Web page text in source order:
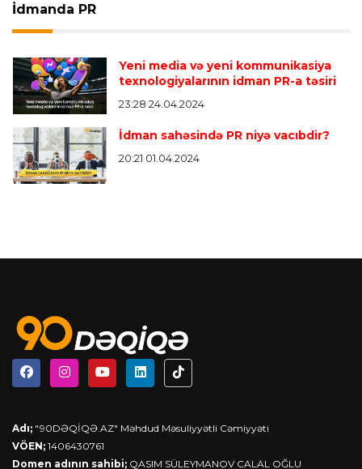
İdmanda PR
Yeni media və yeni kommunikasiya
texnologiyalarının idman PR-a təsiri
23:28 24.04.2024
İdman sahəsində PR niyə vacıbdir?
20:21 01.04.2024
Adı; "90DƏQİQƏ.AZ" Məhdud Məsuliyyətli Cəmiyyəti
VÖEN; 1406430761
Domen adının sahibi; QASIM SÜLEYMANOV CALAL OĞLU